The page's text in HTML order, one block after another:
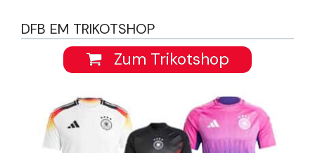
DFB EM TRIKOTSHOP
Zum Trikotshop